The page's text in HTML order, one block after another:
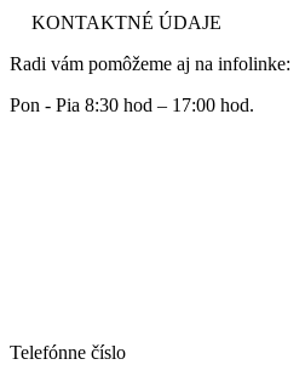
KONTAKTNÉ ÚDAJE
Radi vám pomôžeme aj na infolinke:
Pon - Pia 8:30 hod – 17:00 hod.
Telefónne číslo